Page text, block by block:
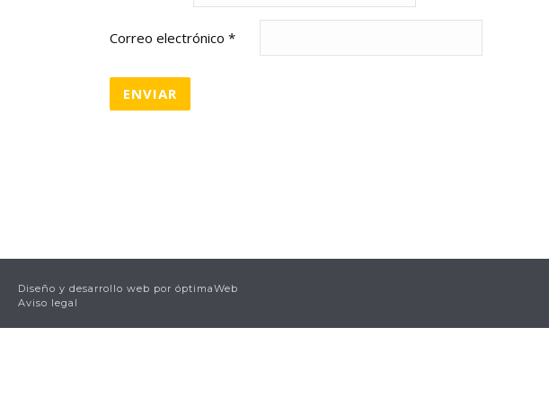
Correo electrónico *
Diseño y desarrollo web por óptimaWeb
Aviso legal